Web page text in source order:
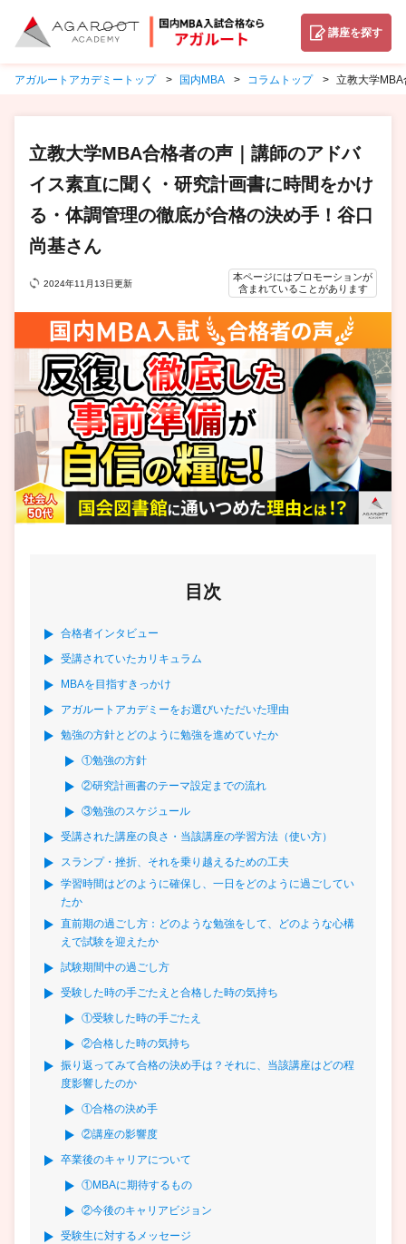
講座を探す
アガルートアカデミートップ 国内MBA コラムトップ 立教大学
立教大学MBA合格者の声｜講師のアドバ
イス素直に聞く・研究計画書に時間をかけ
る・体調管理の徹底が合格の決め手！谷口
尚基さん
2024年11月13日更新
本ページにはプロモーションが
含まれていることがあります
目次
合格者インタビュー
受講されていたカリキュラム
MBAを目指すきっかけ
アガルートアカデミーをお選びいただいた理由
勉強の方針とどのように勉強を進めていたか
①勉強の方針
②研究計画書のテーマ設定までの流れ
③勉強のスケジュール
受講された講座の良さ・当該講座の学習方法（使い方）
スランプ・挫折、それを乗り越えるための工夫
学習時間はどのように確保し、一日をどのように過ごしてい
たか
直前期の過ごし方：どのような勉強をして、どのような心構
えで試験を迎えたか
試験期間中の過ごし方
受験した時の手ごたえと合格した時の気持ち
①受験した時の手ごたえ
②合格した時の気持ち
振り返ってみて合格の決め手は？それに、当該講座はどの程
度影響したのか
①合格の決め手
②講座の影響度
卒業後のキャリアについて
①MBAに期待するもの
②今後のキャリアビジョン
受験生に対するメッセージ